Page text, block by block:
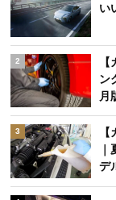
い
2
ン
月
3
デ